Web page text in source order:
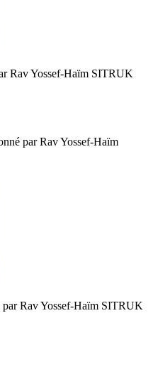
Rav Yossef-Haïm SITRUK
par Rav Yossef-Haïm
par Rav Yossef-Haïm SITRUK